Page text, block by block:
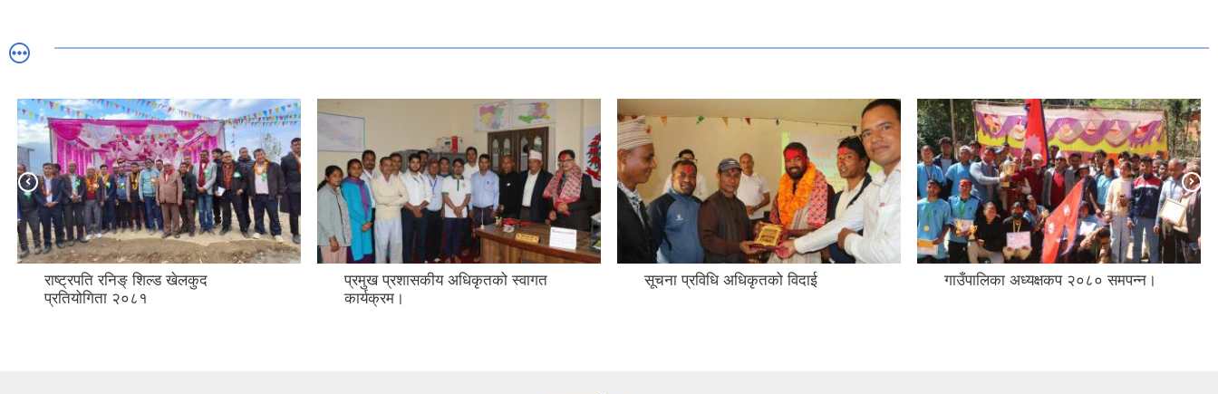
राष्ट्रपति रनिङ् शिल्ड खेलकुद
प्रतियोगिता २०८१
प्रमुख प्रशासकीय अधिकृतको स्वागत
कार्यक्रम।
सूचना प्रविधि अधिकृतको विदाई गाउँपालिका अध्यक्षकप २०८० समपन्न।